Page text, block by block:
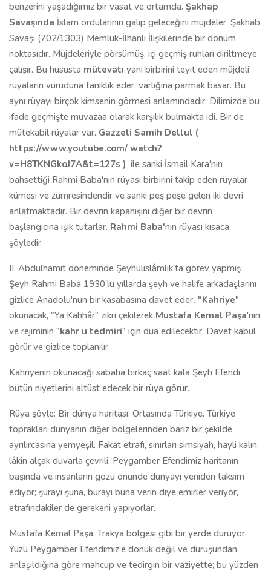
benzerini yaşadığımız bir vasat ve ortamda. Şakhap
Savaşında İslam ordularının galip geleceğini müjdeler. Şakhab
Savaşı (702/1303) Memlük-İlhanlı İlişkilerinde bir dönüm
noktasıdır. Müjdeleriyle pörsümüş, içi geçmiş ruhları diriltmeye
çalışır. Bu hususta mütevatı yani birbirini teyit eden müjdeli
rüyaların vüruduna tanıklık eder, varlığına parmak basar. Bu
aynı rüyayı birçok kimsenin görmesi anlamındadır. Dilimizde bu
ifade geçmişte muvazaa olarak karşılık bulmakta idi. Bir de
mütekabil rüyalar var. Gazzeli Samih Dellul (
https://www.youtube.com/ watch?
v=H8TKNGkoJ7A&t=127s ) ile sanki İsmail Kara'nın
bahsettiği Rahmi Baba'nın rüyası birbirini takip eden rüyalar
kümesi ve zümresindendir ve sanki peş peşe gelen iki devri
anlatmaktadır. Bir devrin kapanışını diğer bir devrin
başlangıcına ışık tutarlar. Rahmi Baba'nın rüyası kısaca
şöyledir.
II. Abdülhamit döneminde Şeyhülislâmlık'ta görev yapmış
Şeyh Rahmi Baba 1930'lu yıllarda şeyh ve halife arkadaşlarını
gizlice Anadolu'nun bir kasabasına davet eder. "Kahriye"
okunacak, "Ya Kahhâr" zikri çekilerek Mustafa Kemal Paşa'nın
ve rejiminin "kahr u tedmiri" için dua edilecektir. Davet kabul
görür ve gizlice toplanılır.
Kahriyenin okunacağı sabaha birkaç saat kala Şeyh Efendi
bütün niyetlerini altüst edecek bir rüya görür.
Rüya şöyle: Bir dünya haritası. Ortasında Türkiye. Türkiye
toprakları dünyanın diğer bölgelerinden bariz bir şekilde
ayrılırcasına yemyeşil. Fakat etrafı, sınırları simsiyah, hayli kalın,
lâkin alçak duvarla çevrili. Peygamber Efendimiz haritanın
başında ve insanların gözü önünde dünyayı yeniden taksim
ediyor; şurayı şuna, burayı buna verin diye emirler veriyor,
etrafındakiler de gerekeni yapıyorlar.
Mustafa Kemal Paşa, Trakya bölgesi gibi bir yerde duruyor.
Yüzü Peygamber Efendimiz'e dönük değil ve duruşundan
anlaşıldığına göre mahcup ve tedirgin bir vaziyette; bu yüzden